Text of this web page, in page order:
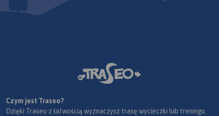
Czym jest Traseo?
Dzięki Traseo z łatwością wyznaczysz trasę wycieczki lub treningu.